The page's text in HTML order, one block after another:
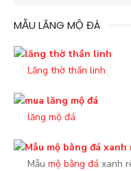
tìm
cho:
MẪU LĂNG MỘ ĐÁ
Lăng thờ thần linh
lăng mộ đá
Mẫu mộ bằng đá xanh